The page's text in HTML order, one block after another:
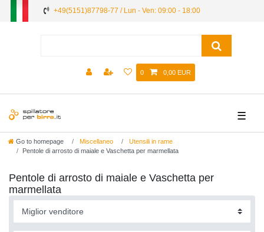
+49(5151)87798-77 / Lun - Ven: 09:00 - 18:00
0 0,00 EUR
☰
Go to homepage Miscellaneo
Utensili in rame
Pentole di arrosto di maiale e Vaschetta per marmellata
Pentole di arrosto di maiale e Vaschetta per
marmellata